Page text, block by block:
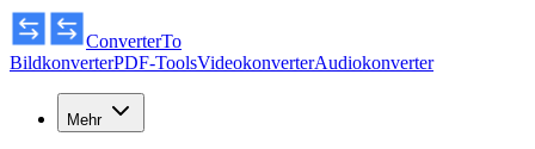
ConverterTo
BildkonverterPDF-ToolsVideokonverterAudiokonverter
Mehr